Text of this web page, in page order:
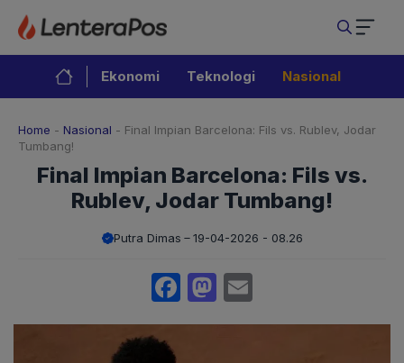
Langsung
isi
Ekonomi Teknologi Nasional
Home - Nasional - Final Impian Barcelona: Fils vs. Rublev, Jodar
Tumbang!
Final Impian Barcelona: Fils vs.
Rublev, Jodar Tumbang!
Putra Dimas 19-04-2026 - 08.26
Facebook
Mastodon